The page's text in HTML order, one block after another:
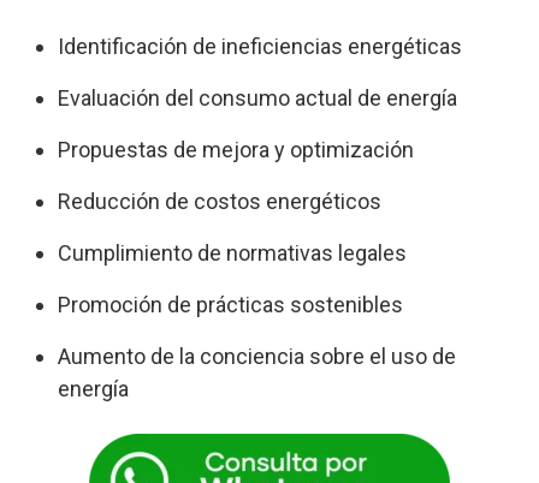
Identificación de ineficiencias energéticas
Evaluación del consumo actual de energía
Propuestas de mejora y optimización
Reducción de costos energéticos
Cumplimiento de normativas legales
Promoción de prácticas sostenibles
Aumento de la conciencia sobre el uso de
energía